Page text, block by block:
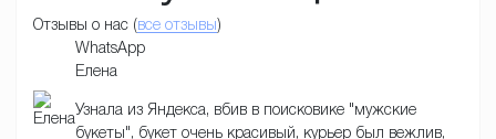
Отзывы о нас ( все отзывы )
WhatsApp
Елена
Узнала из Яндекса, вбив в поисковике "мужские
букеты", букет очень красивый, курьер был вежлив,